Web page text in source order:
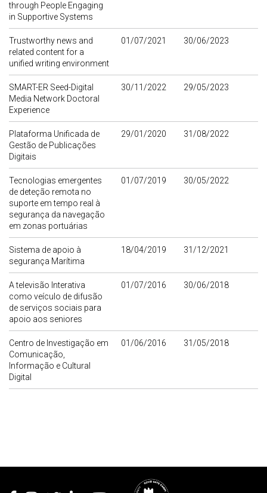
through People Engaging
in Supportive Systems
Trustworthy news and
related content for a
unified writing environment
01/07/2021 30/06/2023
SMART-ER Seed-Digital
Media Network Doctoral
Experience
30/11/2022 29/05/2023
Plataforma Unificada de
Gestão de Publicações
Digitais
29/01/2020 31/08/2022
Tecnologias emergentes
de deteção remota no
suporte em tempo real à
segurança da navegação
em zonas portuárias
01/07/2019 30/05/2022
Sistema de apoio à
segurança Marítima
18/04/2019 31/12/2021
A televisão Interativa
como veículo de difusão
de serviços sociais para
apoio aos seniores
01/07/2016 30/06/2018
Centro de Investigação em
Comunicação,
Informação e Cultural
Digital
01/06/2016 31/05/2018